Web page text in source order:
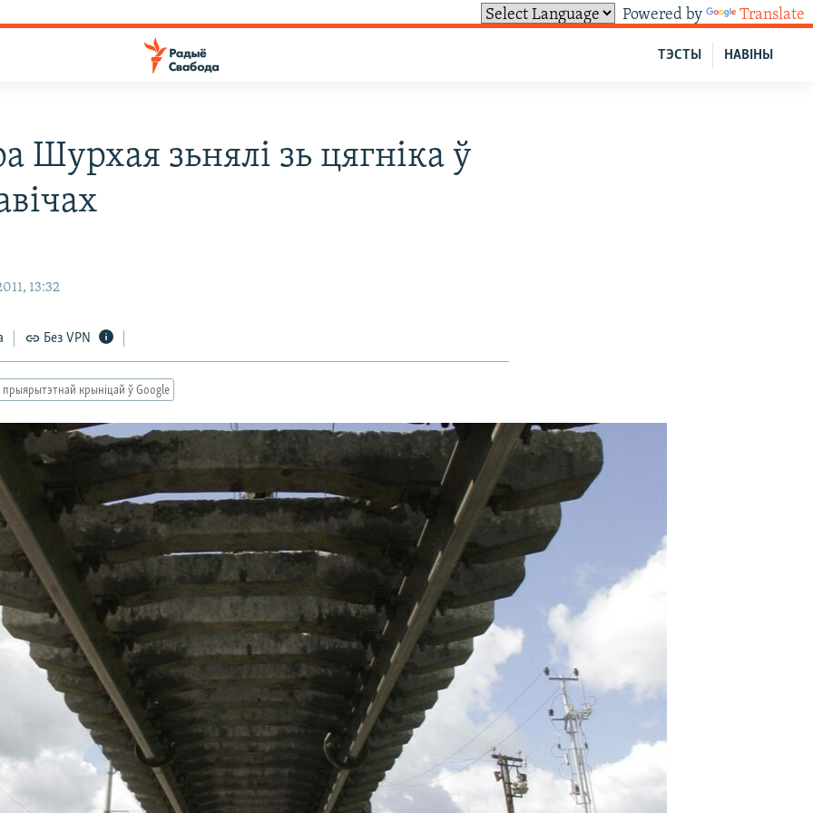
Powered by Translate
НАВІНЫ
ТЭСТЫ
Шурхая зьнялі зь цягніка ў
13:32
Без VPN
прыярытэтнай крыніцай ў Google